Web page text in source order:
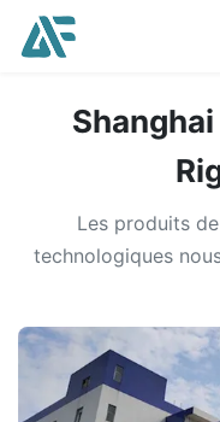
Les produits
technologiques